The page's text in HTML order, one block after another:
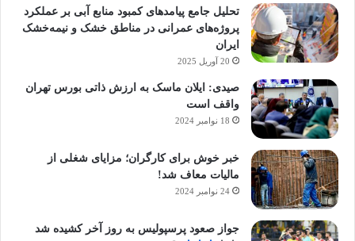
تحلیل جامع پیامدهای کمبود منابع آبی بر عملکرد
پروژه‌های عمرانی در مناطق خشک و نیمه‌خشک
ایران
20 آوریل 2025
صیدی: ایلان ماسک به ارزش ذاتی بورس تهران
واقف است
18 نوامبر 2024
خبر خوش برای کارگران؛ مزایای شغلی از
مالیات معاف شد!
24 نوامبر 2024
جواز صعود پرسپولیس به روز آخر کشیده شد